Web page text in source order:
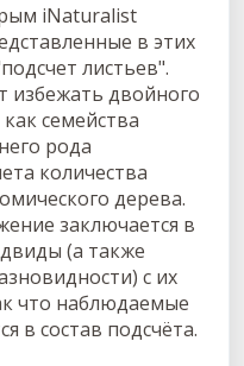
iNaturalist
в этих
листьев".
избежать двойного
семейства
рода
количества
дерева.
заключается в
(а также
с их
что наблюдаемые
в состав подсчёта.